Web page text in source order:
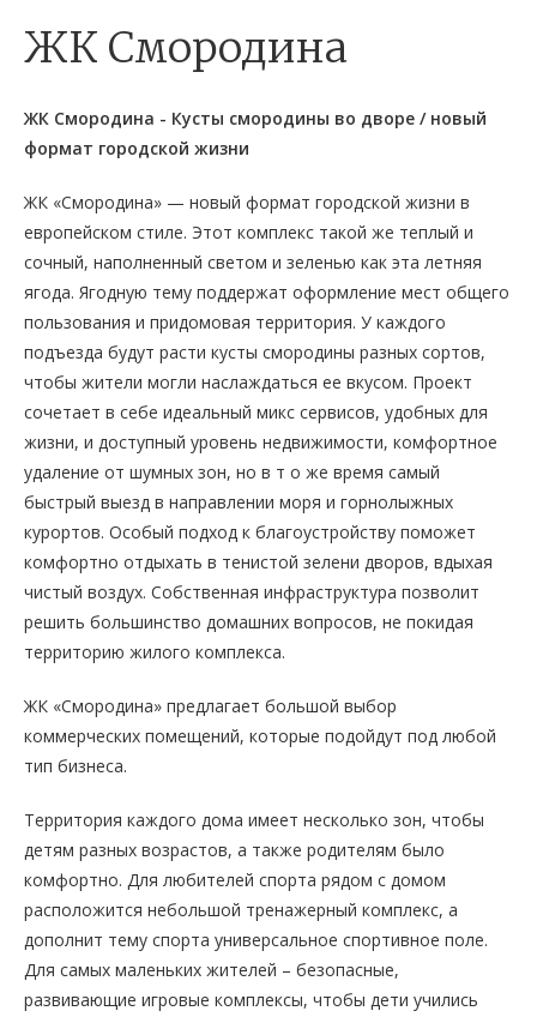
ЖК Смородина
ЖК Смородина - Кусты смородины во дворе / новый
формат городской жизни
ЖК «Смородина» — новый формат городской жизни в
европейском стиле. Этот комплекс такой же теплый и
сочный, наполненный светом и зеленью как эта летняя
ягода. Ягодную тему поддержат оформление мест общего
пользования и придомовая территория. У каждого
подъезда будут расти кусты смородины разных сортов,
чтобы жители могли наслаждаться ее вкусом. Проект
сочетает в себе идеальный микс сервисов, удобных для
жизни, и доступный уровень недвижимости, комфортное
удаление от шумных зон, но в т о же время самый
быстрый выезд в направлении моря и горнолыжных
курортов. Особый подход к благоустройству поможет
комфортно отдыхать в тенистой зелени дворов, вдыхая
чистый воздух. Собственная инфраструктура позволит
решить большинство домашних вопросов, не покидая
территорию жилого комплекса.
ЖК «Смородина» предлагает большой выбор
коммерческих помещений, которые подойдут под любой
тип бизнеса.
Территория каждого дома имеет несколько зон, чтобы
детям разных возрастов, а также родителям было
комфортно. Для любителей спорта рядом с домом
расположится небольшой тренажерный комплекс, а
дополнит тему спорта универсальное спортивное поле.
Для самых маленьких жителей – безопасные,
развивающие игровые комплексы, чтобы дети учились